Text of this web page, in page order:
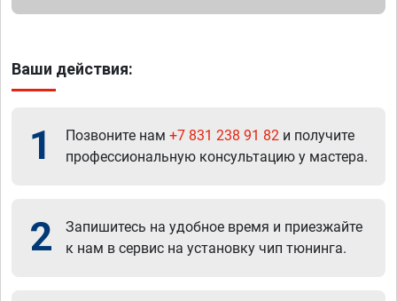
Ваши действия:
1 Позвоните нам +7 831 238 91 82 и получите
профессиональную консультацию у мастера.
2
Запишитесь на удобное время и приезжайте
к нам в сервис на установку чип тюнинга.